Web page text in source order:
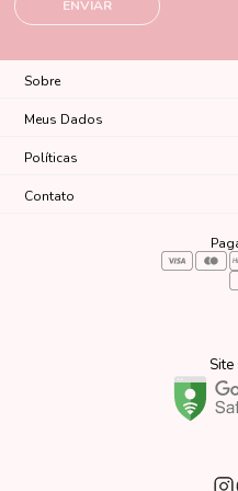
ENVIAR
Sobre
Meus Dados
Políticas
Contato